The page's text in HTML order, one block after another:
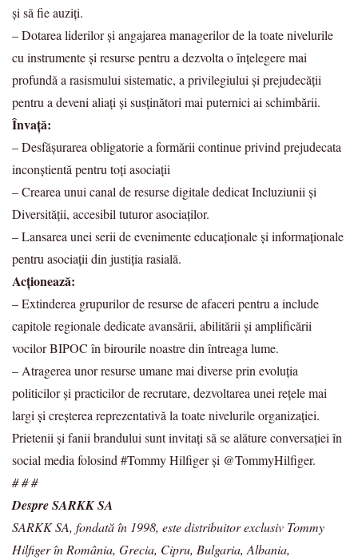
și să fie auziți.
– Dotarea liderilor și angajarea managerilor de la toate nivelurile
cu instrumente și resurse pentru a dezvolta o înțelegere mai
profundă a rasismului sistematic, a privilegiului și prejudecății
pentru a deveni aliați și susținători mai puternici ai schimbării.
Învață:
– Desfășurarea obligatorie a formării continue privind prejudecata
inconștientă pentru toți asociații
– Crearea unui canal de resurse digitale dedicat Incluziunii și
Diversității, accesibil tuturor asociaților.
– Lansarea unei serii de evenimente educaționale și informaționale
pentru asociații din justiția rasială.
Acționează:
– Extinderea grupurilor de resurse de afaceri pentru a include
capitole regionale dedicate avansării, abilitării și amplificării
vocilor BIPOC în birourile noastre din întreaga lume.
– Atragerea unor resurse umane mai diverse prin evoluția
politicilor și practicilor de recrutare, dezvoltarea unei rețele mai
largi și creșterea reprezentativă la toate nivelurile organizației.
Prietenii și fanii brandului sunt invitați să se alăture conversației în
social media folosind #Tommy Hilfiger și @TommyHilfiger.
# # #
Despre SARKK SA
SARKK SA, fondată în 1998, este distribuitor exclusiv Tommy
Hilfiger în România, Grecia, Cipru, Bulgaria, Albania,